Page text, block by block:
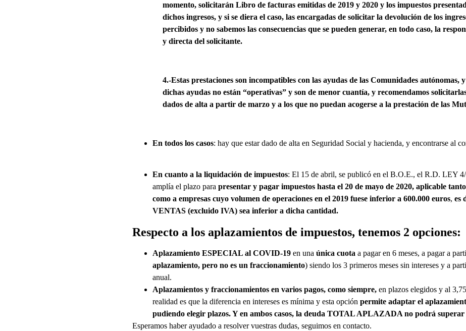
momento, solicitarán Libro de facturas emitidas de 2019 y 2020 y los impuestos
dichos ingresos, y si se diera el caso, las encargadas de solicitar la devolución de los
percibidos y no sabemos las consecuencias que se pueden generar, en todo caso, la
y directa del solicitante.
4.-Estas prestaciones son incompatibles con las ayudas de las Comunidades autónomas,
dichas ayudas no están “operativas” y son de menor cuantía, y recomendamos
dados de alta a partir de marzo y a los que no puedan acogerse a la prestación de las
En todos los casos: hay que estar dado de alta en Seguridad Social y hacienda, y encontrarse al
En cuanto a la liquidación de impuestos: El 15 de abril, se publicó en el B.O.E., el R.D. LEY
amplía el plazo para presentar y pagar impuestos hasta el 20 de mayo de 2020, aplicable
como a empresas cuyo volumen de operaciones en el 2019 fuese inferior a 600.000 euros, es
VENTAS (excluido IVA) sea inferior a dicha cantidad.
Respecto a los aplazamientos de impuestos, tenemos 2 opciones:
Aplazamiento ESPECIAL al COVID-19 en una única cuota a pagar en 6 meses, a pagar a
aplazamiento, pero no es un fraccionamiento) siendo los 3 primeros meses sin intereses y a
anual.
Aplazamientos y fraccionamientos en varios pagos, como siempre, en plazos elegidos y al
realidad es que la diferencia en intereses es mínima y esta opción permite adaptar el
pudiendo elegir plazos. Yen ambos casos, la deuda TOTAL APLAZADA no podrá superar
Esperamos haber ayudado a resolver vuestras dudas, seguimos en contacto.